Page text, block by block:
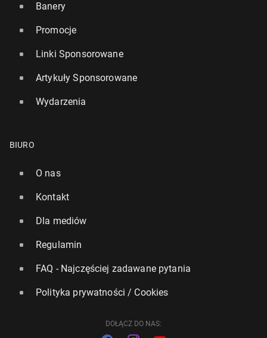
Banery
Promocje
Linki Sponsorowane
Artykuły Sponsorowane
Wydarzenia
BIURO
O nas
Kontakt
Dla mediów
Regulamin
FAQ - Najczęściej zadawane pytania
Polityka prywatności / Cookies
DOŁĄCZ DO NAS: